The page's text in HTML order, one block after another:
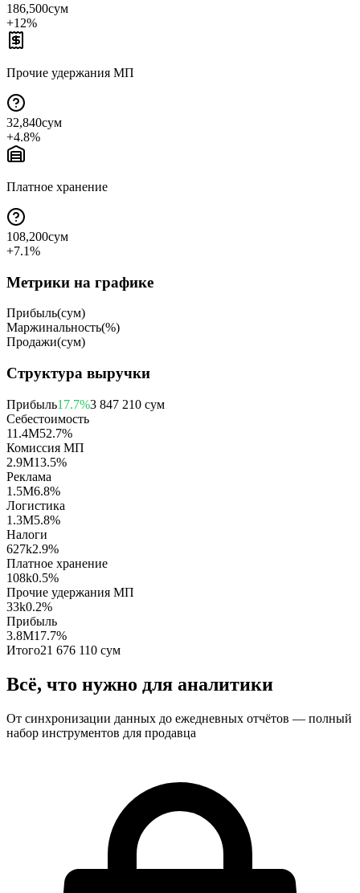
186,500сум
+12%
Прочие удержания МП
32,840сум
+4.8%
Платное хранение
108,200сум
+7.1%
Метрики на графике
Прибыль(сум)
Маржинальность(%)
Продажи(сум)
Структура выручки
Прибыль17.7%3 847 210 сум
Себестоимость
11.4M52.7%
Комиссия МП
2.9M13.5%
Реклама
1.5M6.8%
Логистика
1.3M5.8%
Налоги
627k2.9%
Платное хранение
108k0.5%
Прочие удержания МП
33k0.2%
Прибыль
3.8M17.7%
Итого21 676 110 сум
Всё, что нужно для аналитики
От синхронизации данных до ежедневных отчётов — полный
набор инструментов для продавца